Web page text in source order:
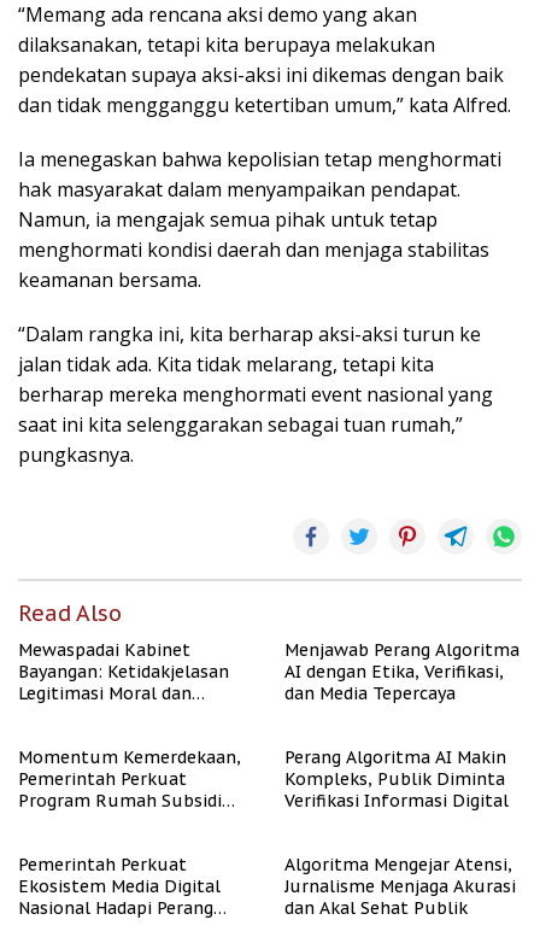
“Memang ada rencana aksi demo yang akan
dilaksanakan, tetapi kita berupaya melakukan
pendekatan supaya aksi-aksi ini dikemas dengan baik
dan tidak mengganggu ketertiban umum,” kata Alfred.
Ia menegaskan bahwa kepolisian tetap menghormati
hak masyarakat dalam menyampaikan pendapat.
Namun, ia mengajak semua pihak untuk tetap
menghormati kondisi daerah dan menjaga stabilitas
keamanan bersama.
“Dalam rangka ini, kita berharap aksi-aksi turun ke
jalan tidak ada. Kita tidak melarang, tetapi kita
berharap mereka menghormati event nasional yang
saat ini kita selenggarakan sebagai tuan rumah,”
pungkasnya.
Read Also
Mewaspadai Kabinet
Bayangan: Ketidakjelasan
Legitimasi Moral dan
Menjawab Perang Algoritma
AI dengan Etika, Verifikasi,
dan Media Tepercaya
Momentum Kemerdekaan,
Pemerintah Perkuat
Program Rumah Subsidi
Perang Algoritma AI Makin
Kompleks, Publik Diminta
Verifikasi Informasi Digital
Pemerintah Perkuat
Ekosistem Media Digital
Nasional Hadapi Perang
Algoritma Mengejar Atensi,
Jurnalisme Menjaga Akurasi
dan Akal Sehat Publik